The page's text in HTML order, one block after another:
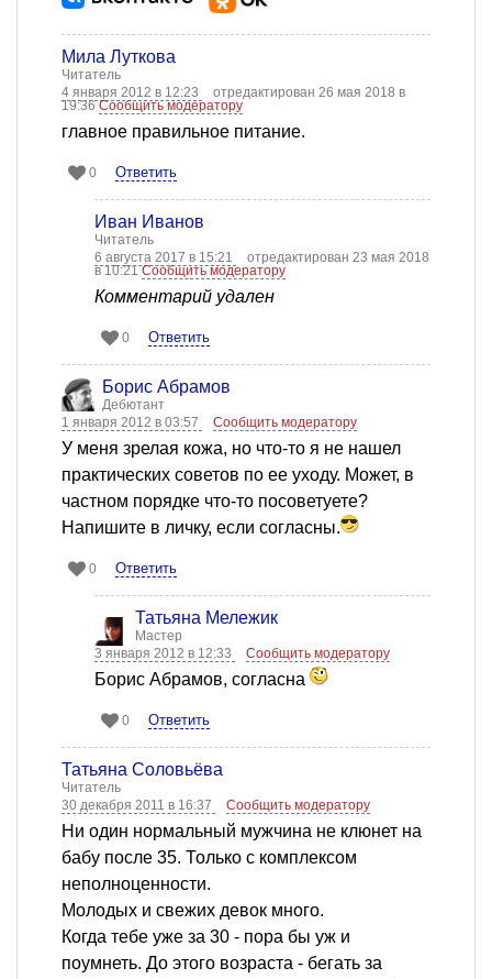
Мила Луткова
Читатель
4 января 2012 в 12:23
отредактирован 26 мая 2018 в
19:36Сообщить модератору
главное правильное питание.
0 Ответить
Иван Иванов
Читатель
6 августа 2017 в 15:21
отредактирован 23 мая 2018
в 10:21Сообщить модератору
Комментарий удален
0 Ответить
Борис Абрамов
Дебютант
1 января 2012 в 03:57
Сообщить модератору
У меня зрелая кожа, но что-то я не нашел
практических советов по ее уходу. Может, в
частном порядке что-то посоветуете?
Напишите в личку, если согласны.
0 Ответить
Татьяна Мележик
Мастер
3 января 2012 в 12:33
Сообщить модератору
Борис Абрамов, согласна
0 Ответить
Татьяна Соловьёва
Читатель
30 декабря 2011 в 16:37
Сообщить модератору
Ни один нормальный мужчина не клюнет на
бабу после 35. Только с комплексом
неполноценности.
Молодых и свежих девок много.
Когда тебе уже за 30 - пора бы уж и
поумнеть. До этого возраста - бегать за